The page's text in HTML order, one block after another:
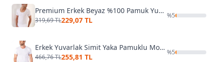
Premium Erkek Beyaz %100 Pamuk Yuvarlak Yaka Tişört Arma Yıldız 1002
319,69 TL229,07 TL
%5
Erkek Yuvarlak Simit Yaka Pamuklu Modal T-Shirt Fanila Özkan 11144
466,76 TL255,81 TL
%5